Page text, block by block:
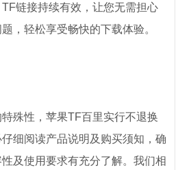
链接持续有效，让您无需担心
，轻松享受畅快的下载体验。
殊性，苹果TF百里实行不退换
细阅读产品说明及购买须知，确
及使用要求有充分了解。我们相